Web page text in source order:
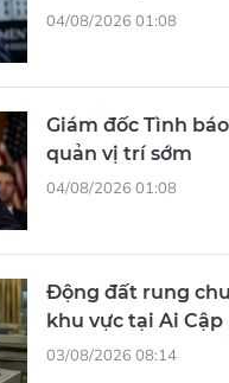
04/08/2026 01:08
Giám đốc Tình
quản vị trí sớm
04/08/2026 01:08
Động đất rung
khu vực tại Ai Cập
03/08/2026 08:14